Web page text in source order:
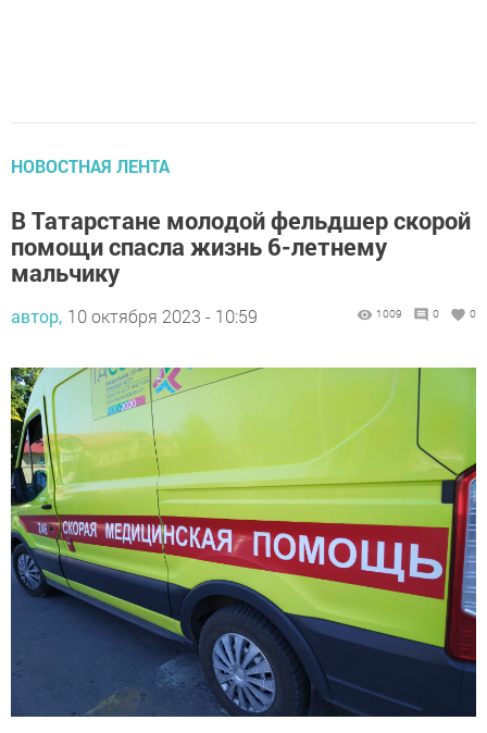
НОВОСТНАЯ ЛЕНТА
В Татарстане молодой фельдшер скорой
помощи спасла жизнь 6-летнему
мальчику
автор, 10 октября 2023 - 10:59 1009 0 0